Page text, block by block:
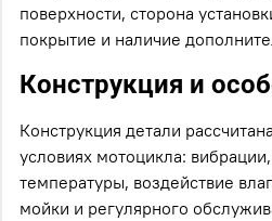
поверхности, сторона
покрытие и наличие
Конструкция и
Конструкция детали
условиях мотоцикла:
температуры, воздействие
мойки и регулярного